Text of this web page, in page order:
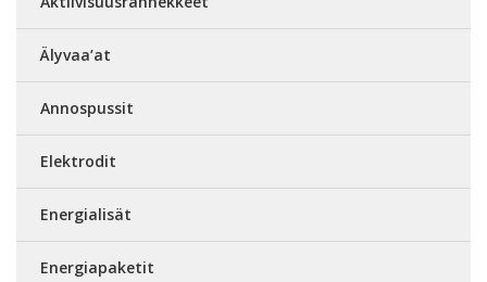
Älyvaa’at
Annospussit
Elektrodit
Energialisät
Energiapaketit